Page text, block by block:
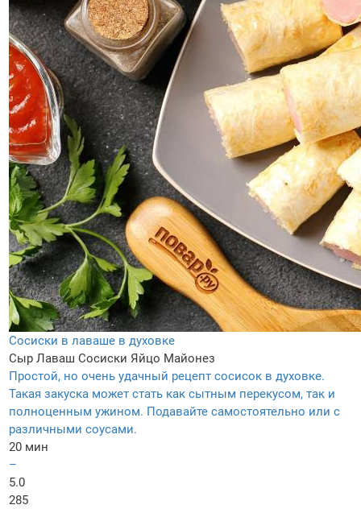
Сосиски в лаваше в духовке
Сыр Лаваш Сосиски Яйцо Майонез
Простой, но очень удачный рецепт сосисок в духовке.
Такая закуска может стать как сытным перекусом, так и
полноценным ужином. Подавайте самостоятельно или с
различными соусами.
20 мин
–
5.0
285